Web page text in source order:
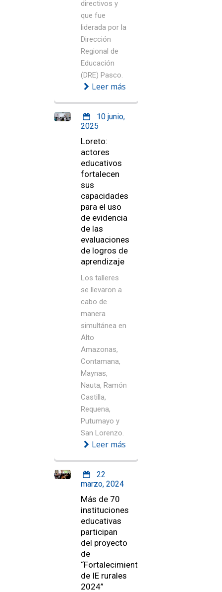
directivos y
que fue
liderada por la
Dirección
Regional de
Educación
(DRE) Pasco.
Leer más
10 junio,
2025
Loreto:
actores
educativos
fortalecen
sus
capacidades
para el uso
de evidencia
de las
evaluaciones
de logros de
aprendizaje
Los talleres
se llevaron a
cabo de
manera
simultánea en
Alto
Amazonas,
Contamana,
Maynas,
Nauta, Ramón
Castilla,
Requena,
Putumayo y
San Lorenzo.
Leer más
22
marzo, 2024
Más de 70
instituciones
educativas
participan
del proyecto
de
“Fortalecimiento
de IE rurales
2024”